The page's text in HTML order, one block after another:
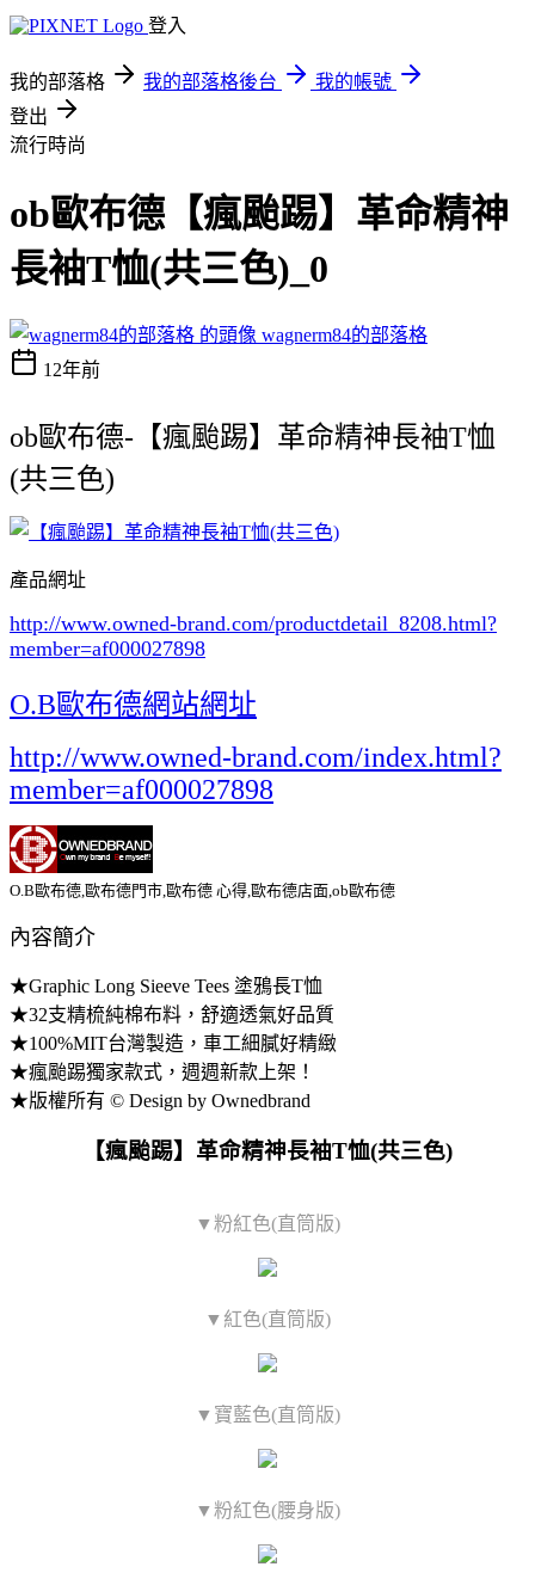
登入
我的部落格 我的部落格後台
我的帳號
登出
流行時尚
ob歐布德【瘋颱踢】革命精神
長袖T恤(共三色)_0
wagnerm84的部落格
12年前
ob歐布德-【瘋颱踢】革命精神長袖T恤
(共三色)
產品網址
http://www.owned-brand.com/productdetail_8208.html?
member=af000027898
O.B歐布德網站網址
http://www.owned-brand.com/index.html?
member=af000027898
O.B歐布德,歐布德門市,歐布德 心得,歐布德店面,ob歐布德
內容簡介
★Graphic Long Sieeve Tees 塗鴉長T恤
★32支精梳純棉布料，舒適透氣好品質
★100%MIT台灣製造，車工細膩好精緻
★瘋颱踢獨家款式，週週新款上架！
★版權所有 © Design by Ownedbrand
【瘋颱踢】革命精神長袖T恤(共三色)
▼粉紅色(直筒版)
▼紅色(直筒版)
▼寶藍色(直筒版)
▼粉紅色(腰身版)